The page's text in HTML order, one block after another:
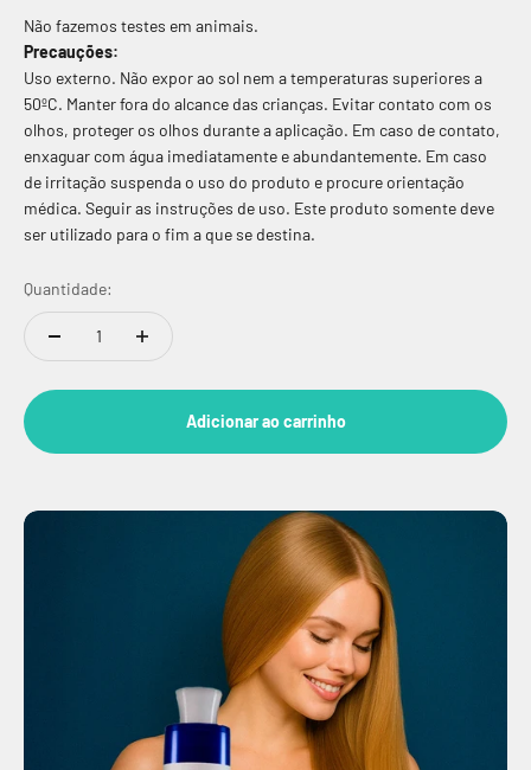
Não fazemos testes em animais.
Precauções:
Uso externo. Não expor ao sol nem a temperaturas superiores a
50ºC. Manter fora do alcance das crianças. Evitar contato com os
olhos, proteger os olhos durante a aplicação. Em caso de contato,
enxaguar com água imediatamente e abundantemente. Em caso
de irritação suspenda o uso do produto e procure orientação
médica. Seguir as instruções de uso. Este produto somente deve
ser utilizado para o fim a que se destina.
Quantidade:
Adicionar ao carrinho